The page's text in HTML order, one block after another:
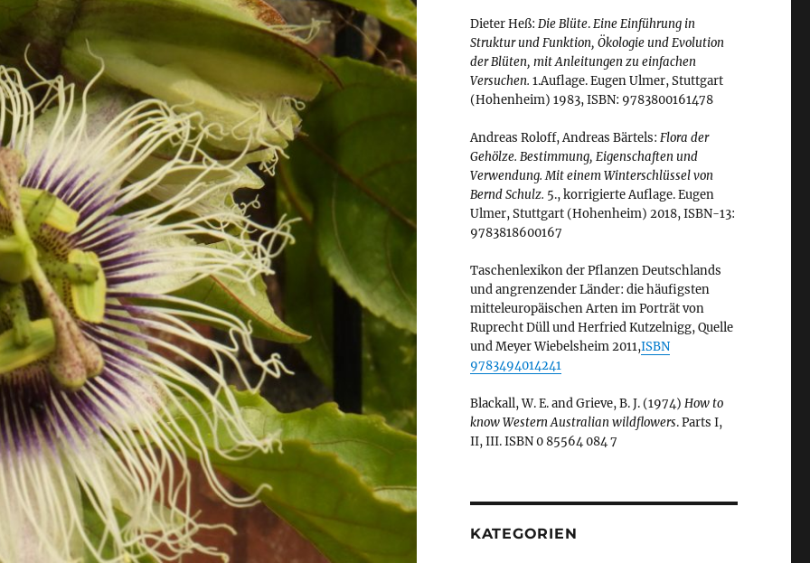
Dieter Heß: Die Blüte.Eine Einführung in
Struktur und Funktion, Ökologie und Evolution
der Blüten, mit Anleitungen zu einfachen
Versuchen. 1.Auflage. Eugen Ulmer, Stuttgart
(Hohenheim) 1983, ISBN: 9783800161478
Andreas Roloff, Andreas Bärtels: Flora der
Gehölze. Bestimmung, Eigenschaften und
Verwendung. Mit einem Winterschlüssel von
Bernd Schulz. 5., korrigierte Auflage. Eugen
Ulmer, Stuttgart (Hohenheim) 2018, ISBN-13:
9783818600167
Taschenlexikon der Pflanzen Deutschlands
und angrenzender Länder: die häufigsten
mitteleuropäischen Arten im Porträt von
Ruprecht Düll und Herfried Kutzelnigg, Quelle
und Meyer Wiebelsheim 2011,ISBN
9783494014241
Blackall, W. E. and Grieve, B. J. (1974) How to
know Western Australian wildflowers. Parts I,
II, III. ISBN 0 85564 084 7
KATEGORIEN